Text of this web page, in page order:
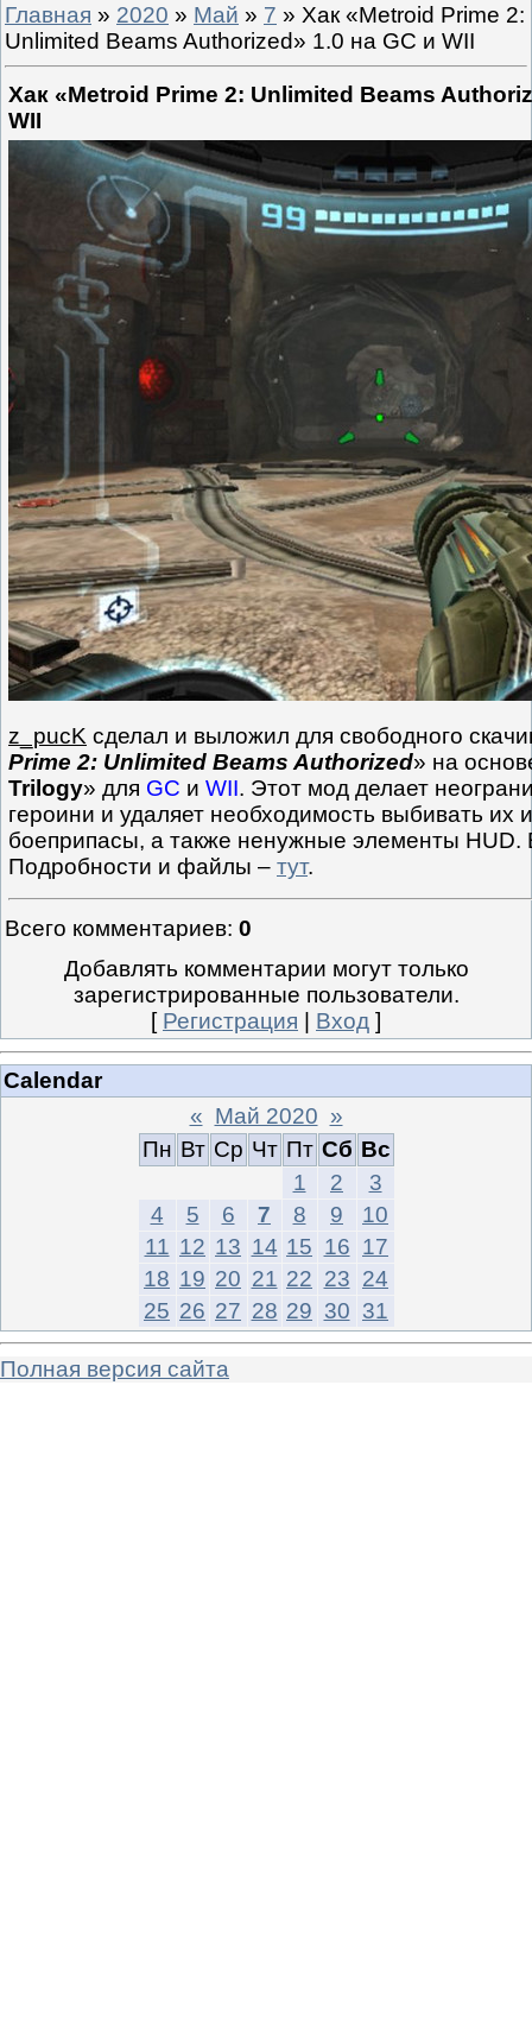
Главная » 2020 » Май » 7 » Хак «Metroid Prime 2:
Unlimited Beams Authorized» 1.0 на GC и WII
Хак «Metroid Prime 2: Unlimited Beams
WII
z_pucK сделал и выложил для свободного
Prime 2: Unlimited Beams Authorized» на
Trilogy» для GC и WII. Этот мод делает
героини и удаляет необходимость выбивать их
боеприпасы, а также ненужные элементы HUD.
Подробности и файлы – тут.
Всего комментариев: 0
Добавлять комментарии могут только
зарегистрированные пользователи.
[ Регистрация Вход ]
Calendar
« Май 2020 »
Пн Вт Ср Чт Пт Сб Вс
1
2
3
4
5 6 7 8 9
10
11 12 13 14 15 16 17
18 19 20 21 22 23 24
25 26 27 28 29 30 31
Полная версия сайта